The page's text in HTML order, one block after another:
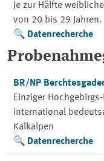
Je zur Hälfte
von 20 bis 29 Jahren.
Datenrecherche
BR/NP
Einziger
international
Kalkalpen
Datenrecherche